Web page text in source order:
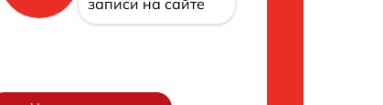
записи на сайте